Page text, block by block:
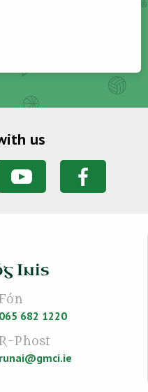
us
065 682 1220
R-Phost
runai@gmci.ie